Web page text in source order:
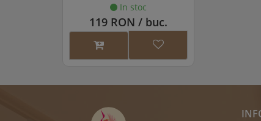
In stoc
119 RON / buc.